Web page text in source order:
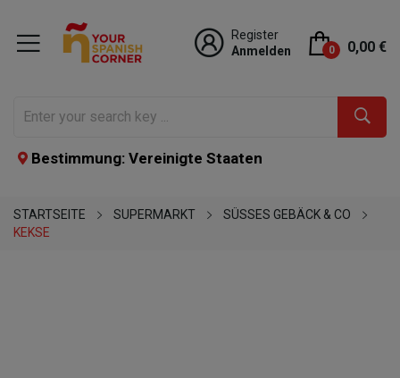
Register
Anmelden
0 0,00 €
Bestimmung: Vereinigte Staaten
STARTSEITE SUPERMARKT
SÜSSES GEBÄCK & CO
KEKSE